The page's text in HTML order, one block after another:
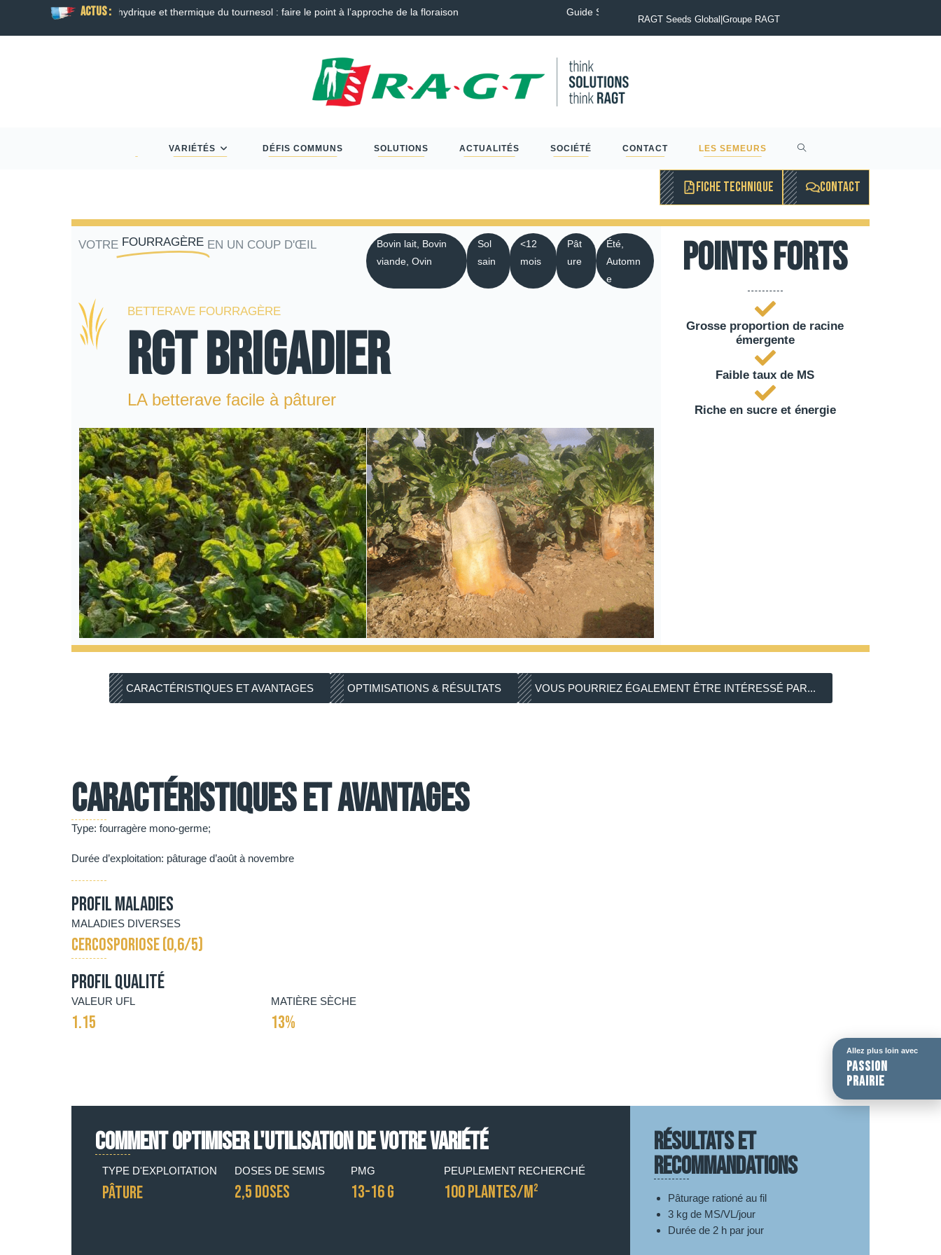
ACTUS : Guide Semis d’Automne 2026 : Colza, Blé Tendre, Couverts, Céréales à paille et Protéagineux…
RAGT Seeds Global|Groupe RAGT
VARIÉTÉS DÉFIS COMMUNS SOLUTIONS ACTUALITÉS SOCIÉTÉ CONTACT LES SEMEURS
FICHE TECHNIQUE CONTACT
VOTRE FOURRAGÈRE EN UN COUP D'ŒIL
Bovin lait, Bovin
viande, Ovin
Sol
sain
<12
mois
Pât
ure
Été,
Automn
e
BETTERAVE FOURRAGÈRE
RGT BRIGADIER
LA betterave facile à pâturer
Points forts
Grosse proportion de racine
émergente
Faible taux de MS
Riche en sucre et énergie
CARACTÉRISTIQUES ET AVANTAGES OPTIMISATIONS & RÉSULTATS VOUS POURRIEZ ÉGALEMENT ÊTRE INTÉRESSÉ PAR...
Caractéristiques et avantages
Type: fourragère mono-germe;
Durée d’exploitation: pâturage d’août à novembre
Profil Maladies
MALADIES DIVERSES
CERCOSPORIOSE (0,6/5)
Profil qualité
VALEUR UFL
1.15
MATIÈRE SÈCHE
13%
COMMENT OPTIMISER L'UTILISATION DE VOTRE VARIÉTÉ
TYPE D'EXPLOITATION
Pâture
DOSES DE SEMIS
2,5 DOSES
PMG
13-16 G
PEUPLEMENT RECHERCHÉ
100 PLANTES/M²
RÉSULTATS ET
RECOMMANDATIONS
Pâturage rationé au fil
3 kg de MS/VL/jour
Durée de 2 h par jour
Allez plus loin avec
passion
prairie